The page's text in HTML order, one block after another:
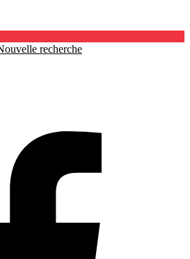
recherche